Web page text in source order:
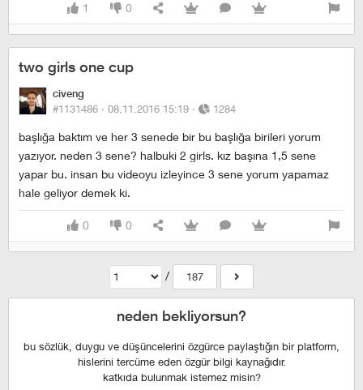
1 0
two girls one cup
civeng
#1131486 · 08.11.2016 15:19 · 1284
başlığa baktım ve her 3 senede bir bu başlığa birileri yorum
yazıyor. neden 3 sene? halbuki 2 girls. kız başına 1,5 sene
yapar bu. i̇nsan bu videoyu izleyince 3 sene yorum yapamaz
hale geliyor demek ki.
0 0
/ 187
neden bekliyorsun?
bu sözlük, duygu ve düşüncelerini özgürce paylaştığın bir platform,
hislerini tercüme eden özgür bilgi kaynağıdır.
katkıda bulunmak istemez misin?